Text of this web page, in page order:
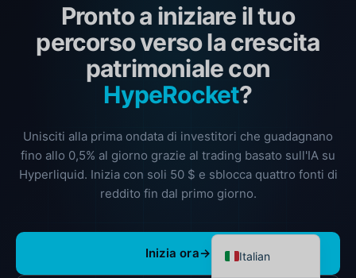
Pronto a iniziare il tuo
percorso verso la crescita
patrimoniale con
HypeRocket?
Unisciti alla prima ondata di investitori che guadagnano
fino allo 0,5% al giorno grazie al trading basato sull'IA su
Hyperliquid. Inizia con soli 50 $ e sblocca quattro fonti di
reddito fin dal primo giorno.
Inizia ora→ Italian
English
French
Portuguese